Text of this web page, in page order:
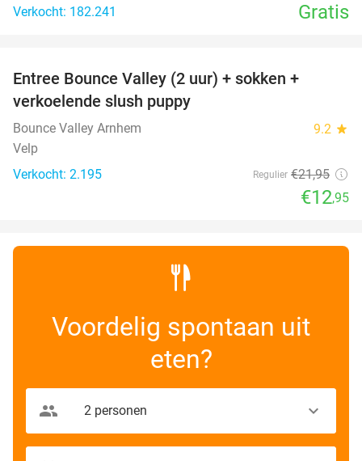
Verkocht: 182.241 Gratis
Entree Bounce Valley (2 uur) + sokken +
verkoelende slush puppy
Bounce Valley Arnhem 9.2 star
Velp
Verkocht: 2.195
Regulier €21,95
€12,95
Voordelig spontaan uit
eten?